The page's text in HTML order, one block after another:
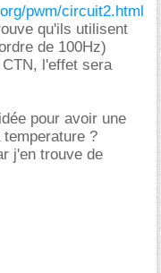
pwm/circuit2.html
qu'ils utilisent
de 100Hz)
l'effet sera
pour avoir une
?
j'en trouve de